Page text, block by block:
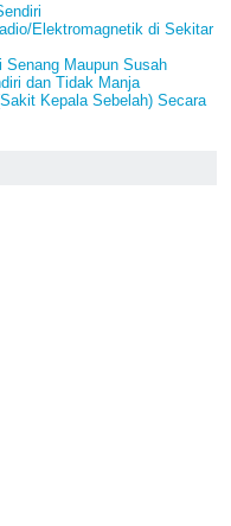
Elektromagnetik di Sekitar
Maupun Susah
dan Tidak Manja
Kepala Sebelah) Secara